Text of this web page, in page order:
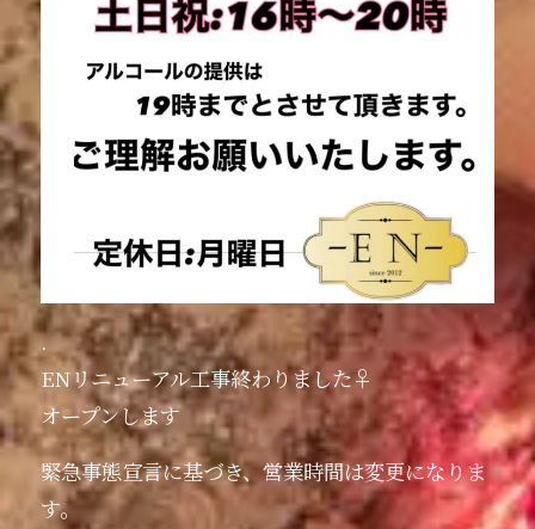
.
ENリニューアル工事終わりました‍♀️
オープンします
緊急事態宣言に基づき、営業時間は変更になりま
す。